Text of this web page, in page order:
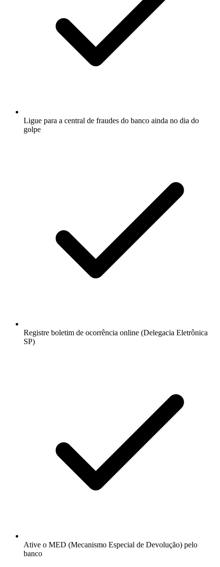
Ligue para a central de fraudes do banco ainda no dia do
golpe
Registre boletim de ocorrência online (Delegacia Eletrônica
SP)
Ative o MED (Mecanismo Especial de Devolução) pelo
banco